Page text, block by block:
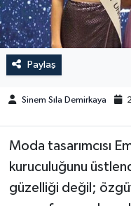
Paylaş
Sinem Sıla Demirkaya
Moda tasarımcısı
kuruculuğunu
güzelliği değil;